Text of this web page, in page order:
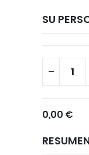
SU
Galaxy
0,00 €